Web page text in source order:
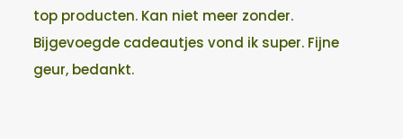
top producten. Kan niet meer zonder.
Bijgevoegde cadeautjes vond ik super. Fijne
geur, bedankt.